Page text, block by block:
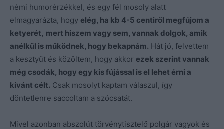
némi humorérzékkel, és egy fél mosoly alatt
elmagyarázta, hogy elég, ha kb 4-5 centiről megfújom a
ketyerét, mert hiszem vagy sem, vannak dolgok, amik
anélkül is működnek, hogy bekapnám. Hát jó, felvettem
a kesztyűt és közöltem, hogy akkor ezek szerint vannak
még csodák, hogy egy kis fújással is el lehet érni a
kívánt célt. Csak mosolyt kaptam válaszul, így
döntetlenre saccoltam a szócsatát.
Mivel azonban abszolút törvénytisztelő polgár vagyok és